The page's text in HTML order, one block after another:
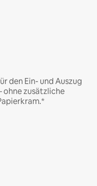
den Ein- und Auszug
ohne zusätzliche